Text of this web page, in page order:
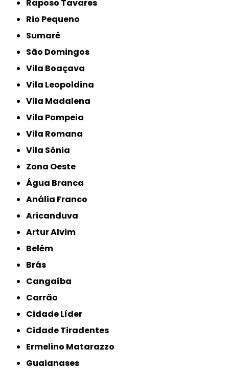
Raposo Tavares
Rio Pequeno
Sumaré
São Domingos
Vila Boaçava
Vila Leopoldina
Vila Madalena
Vila Pompeia
Vila Romana
Vila Sônia
Zona Oeste
Água Branca
Anália Franco
Aricanduva
Artur Alvim
Belém
Brás
Cangaíba
Carrão
Cidade Líder
Cidade Tiradentes
Ermelino Matarazzo
Guaianases